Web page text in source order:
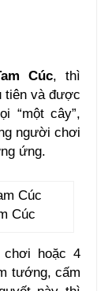
Cúc, thì
tiên và được
“một cây”,
người chơi
ứng.
Cúc
hoặc 4
tướng, cấm